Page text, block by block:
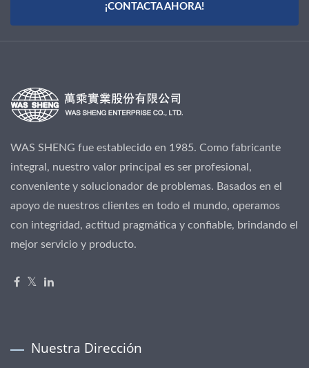
¡CONTACTA AHORA!
WAS SHENG fue establecido en 1985. Como fabricante
integral, nuestro valor principal es ser profesional,
conveniente y solucionador de problemas. Basados en el
apoyo de nuestros clientes en todo el mundo, operamos
con integridad, actitud pragmática y confiable, brindando el
mejor servicio y producto.
Nuestra Dirección